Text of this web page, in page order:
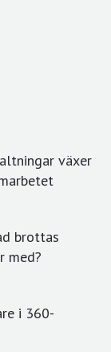
växer
brottas
med?
i 360-